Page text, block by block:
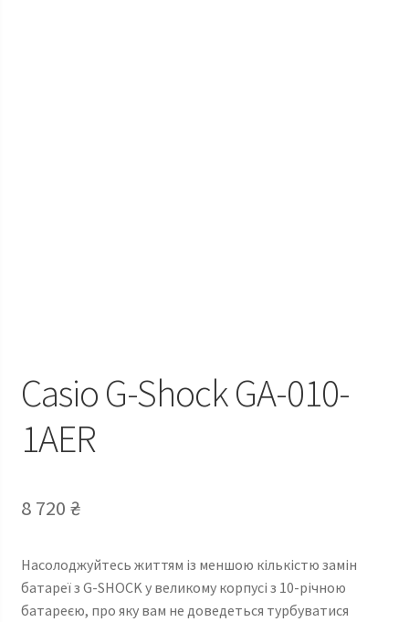
Casio G-Shock GA-010-
1AER
8 720 ₴
Насолоджуйтесь життям із меншою кількістю замін
батареї з G-SHOCK у великому корпусі з 10-річною
батареєю, про яку вам не доведеться турбуватися